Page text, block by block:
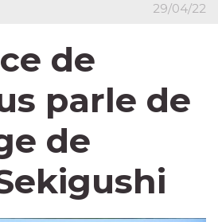
29/04/22
de
parle de
de